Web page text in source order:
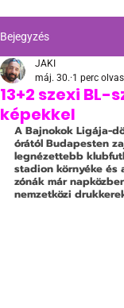
Bejegyzés
13+2 szexi
képekkel
JAKI
máj. 30. 1 perc
A Bajnokok Ligája-
órától Budapesten
legnézettebb
stadion környéke és
zónák már
nemzetközi